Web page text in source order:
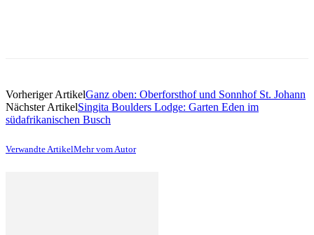
Vorheriger ArtikelGanz oben: Oberforsthof und Sonnhof St. Johann
Nächster ArtikelSingita Boulders Lodge: Garten Eden im
südafrikanischen Busch
Verwandte ArtikelMehr vom Autor